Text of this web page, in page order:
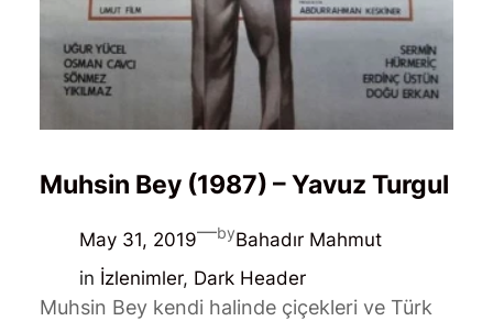
Muhsin Bey (1987) – Yavuz Turgul
May 31, 2019—byBahadır Mahmut
in İzlenimler, Dark Header
Muhsin Bey kendi halinde çiçekleri ve Türk